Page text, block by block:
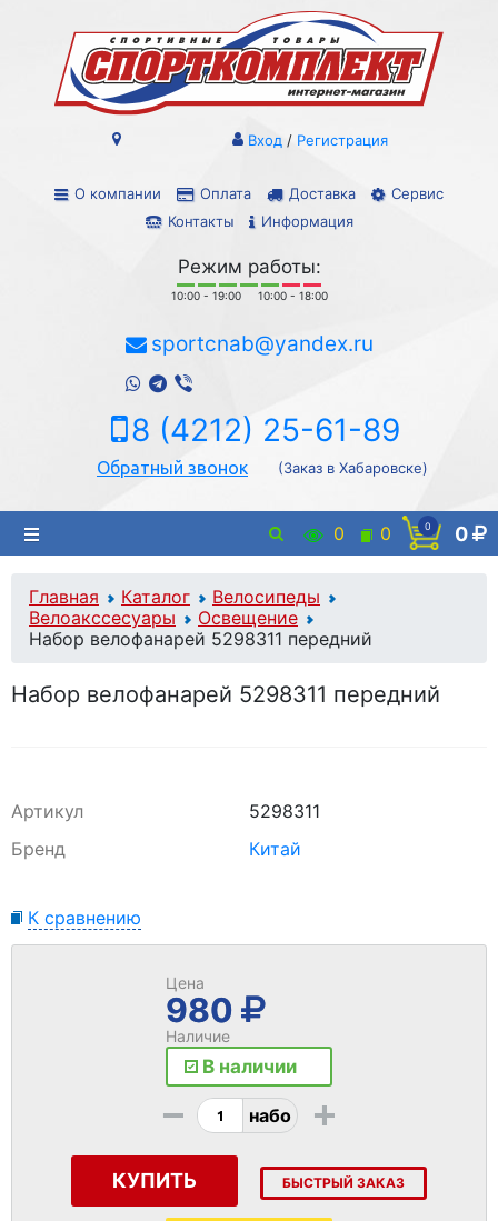
О компании Оплата Доставка
Сервис
Контакты
Информация
Вход / Регистрация
Режим работы:
10:00 - 19:00 10:00 - 18:00
sportcnab@yandex.ru
8 (4212) 25-61-89
Обратный звонок (Заказ в Хабаровске)
0 0 0 0
Главная Каталог
Велосипеды
Велоакссесуары
Освещение
Набор велофанарей 5298311 передний
Набор велофанарей 5298311 передний
Артикул
5298311
Бренд
Китай
К сравнению
Цена
980
Наличие
В наличии
- набо +
КУПИТЬ БЫСТРЫЙ ЗАКАЗ